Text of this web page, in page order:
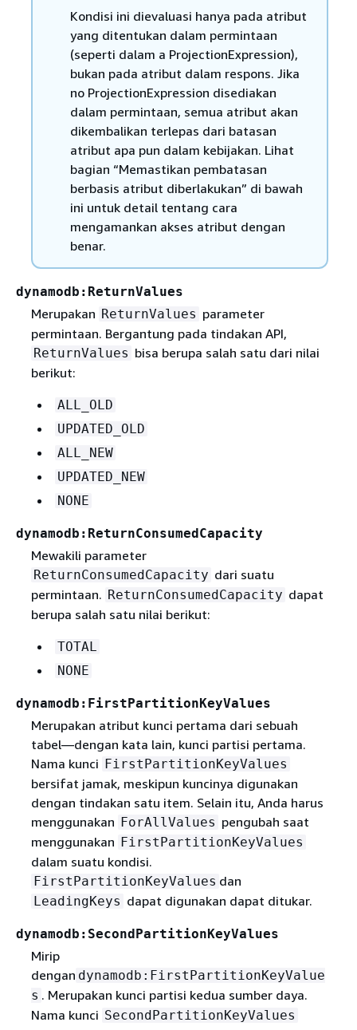
Kondisi ini dievaluasi hanya pada atribut
yang ditentukan dalam permintaan
(seperti dalam a ProjectionExpression),
bukan pada atribut dalam respons. Jika
no ProjectionExpression disediakan
dalam permintaan, semua atribut akan
dikembalikan terlepas dari batasan
atribut apa pun dalam kebijakan. Lihat
bagian “Memastikan pembatasan
berbasis atribut diberlakukan” di bawah
ini untuk detail tentang cara
mengamankan akses atribut dengan
benar.
dynamodb:ReturnValues
Merupakan ReturnValues parameter
permintaan. Bergantung pada tindakan API,
ReturnValues bisa berupa salah satu dari nilai
berikut:
ALL_OLD
UPDATED_OLD
ALL_NEW
UPDATED_NEW
NONE
dynamodb:ReturnConsumedCapacity
Mewakili parameter
ReturnConsumedCapacity dari suatu
permintaan. ReturnConsumedCapacity dapat
berupa salah satu nilai berikut:
TOTAL
NONE
dynamodb:FirstPartitionKeyValues
Merupakan atribut kunci pertama dari sebuah
tabel—dengan kata lain, kunci partisi pertama.
Nama kunci FirstPartitionKeyValues
bersifat jamak, meskipun kuncinya digunakan
dengan tindakan satu item. Selain itu, Anda harus
menggunakan ForAllValues pengubah saat
menggunakan FirstPartitionKeyValues
dalam suatu kondisi.
FirstPartitionKeyValues dan
LeadingKeys dapat digunakan dapat ditukar.
dynamodb:SecondPartitionKeyValues
Mirip
dengan dynamodb:FirstPartitionKeyValue
s . Merupakan kunci partisi kedua sumber daya.
Nama kunci SecondPartitionKeyValues